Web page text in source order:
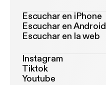
Escuchar en iPhone
Escuchar en Android
Escuchar en la web
Instagram
Tiktok
Youtube